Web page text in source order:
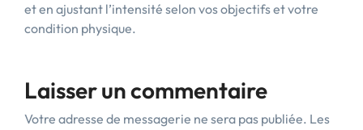
et en ajustant l’intensité selon vos objectifs et votre
condition physique.
Laisser un commentaire
Votre adresse de messagerie ne sera pas publiée. Les